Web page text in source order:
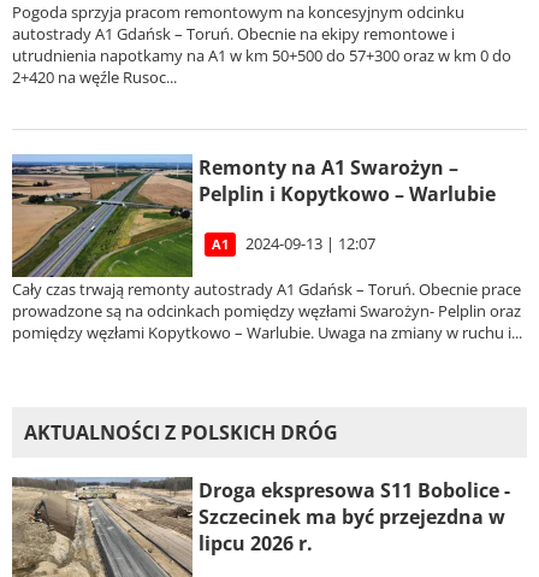
Pogoda sprzyja pracom remontowym na koncesyjnym odcinku
autostrady A1 Gdańsk – Toruń. Obecnie na ekipy remontowe i
utrudnienia napotkamy na A1 w km 50+500 do 57+300 oraz w km 0 do
2+420 na węźle Rusoc...
Remonty na A1 Swarożyn –
Pelplin i Kopytkowo – Warlubie
A1 2024-09-13 | 12:07
Cały czas trwają remonty autostrady A1 Gdańsk – Toruń. Obecnie prace
prowadzone są na odcinkach pomiędzy węzłami Swarożyn- Pelplin oraz
pomiędzy węzłami Kopytkowo – Warlubie. Uwaga na zmiany w ruchu i...
AKTUALNOŚCI Z POLSKICH DRÓG
Droga ekspresowa S11 Bobolice -
Szczecinek ma być przejezdna w
lipcu 2026 r.